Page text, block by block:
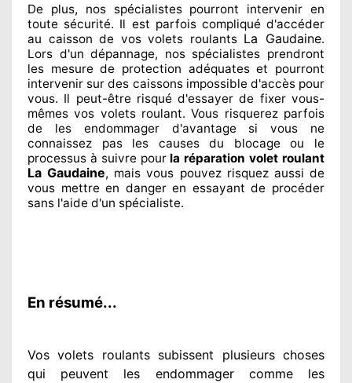
De plus, nos spécialistespourront intervenir en
toute sécurité. Il est parfois compliquéd'accéder
au caisson de vos volets roulants La Gaudaine.
Lors d'un dépannage, nos spécialistes prendront
les mesure de protection adéquateset pourront
intervenir sur des caissons impossible d'accès pour
vous. Il peut-être risquéd'essayer de fixervous-
mêmes vos volets roulant. Vous risquerez parfois
de les endommagerd'avantage si vous ne
connaissez pas les causes du blocage ou le
processus à suivre pour la réparation volet roulant
La Gaudaine, mais vous pouvez risquez aussi de
vous mettre en danger en essayant de procéder
sans l'aide d'un spécialiste.
En résumé...
Vos volets roulants subissent plusieurschoses
qui peuvent les endommagercomme les